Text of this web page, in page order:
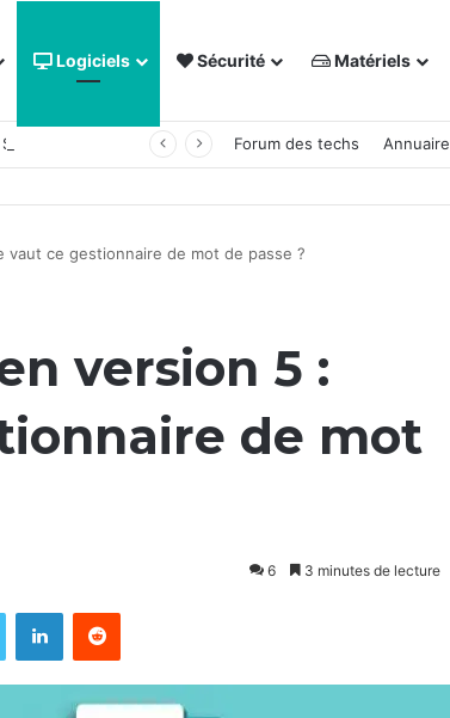
Logiciels Sécurité Matériels
Forum des techs Annuaire
vaut ce gestionnaire de mot de passe ?
version 5 :
de mot
6 3 minutes de lecture